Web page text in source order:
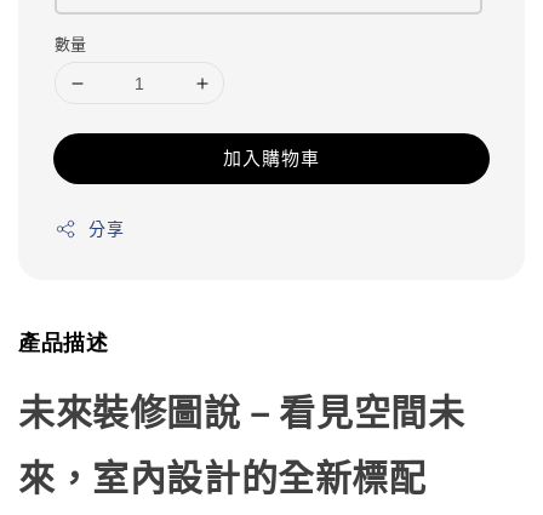
數量
加入購物車
分享
產品描述
未來裝修圖說 – 看見空間未
來，室內設計的全新標配